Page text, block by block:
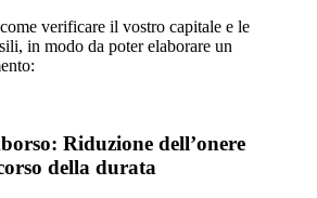
verificare il vostro capitale e le
in modo da poter elaborare un
Riduzione dell’onere
della durata